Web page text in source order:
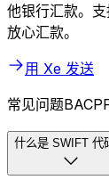
他银行汇款。
放心汇款。
用 Xe 发送
常见问题
什么是 SWIFT 代